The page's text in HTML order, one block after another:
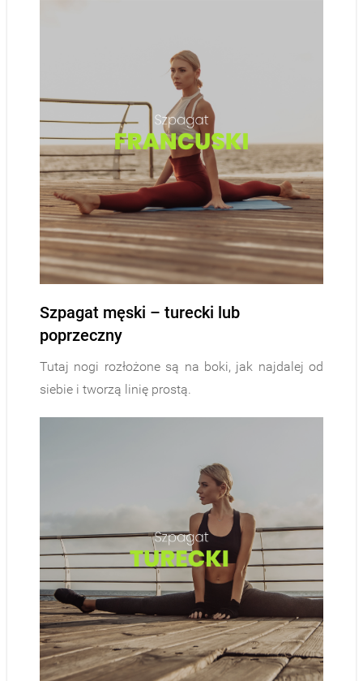
Szpagat męski – turecki lub
poprzeczny
Tutaj nogi rozłożone są na boki, jak najdalej od
siebie i tworzą linię prostą.